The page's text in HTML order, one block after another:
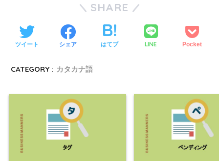
SHARE
ツイート シェア はてブ LINE Pocket
CATEGORY : カタカナ語